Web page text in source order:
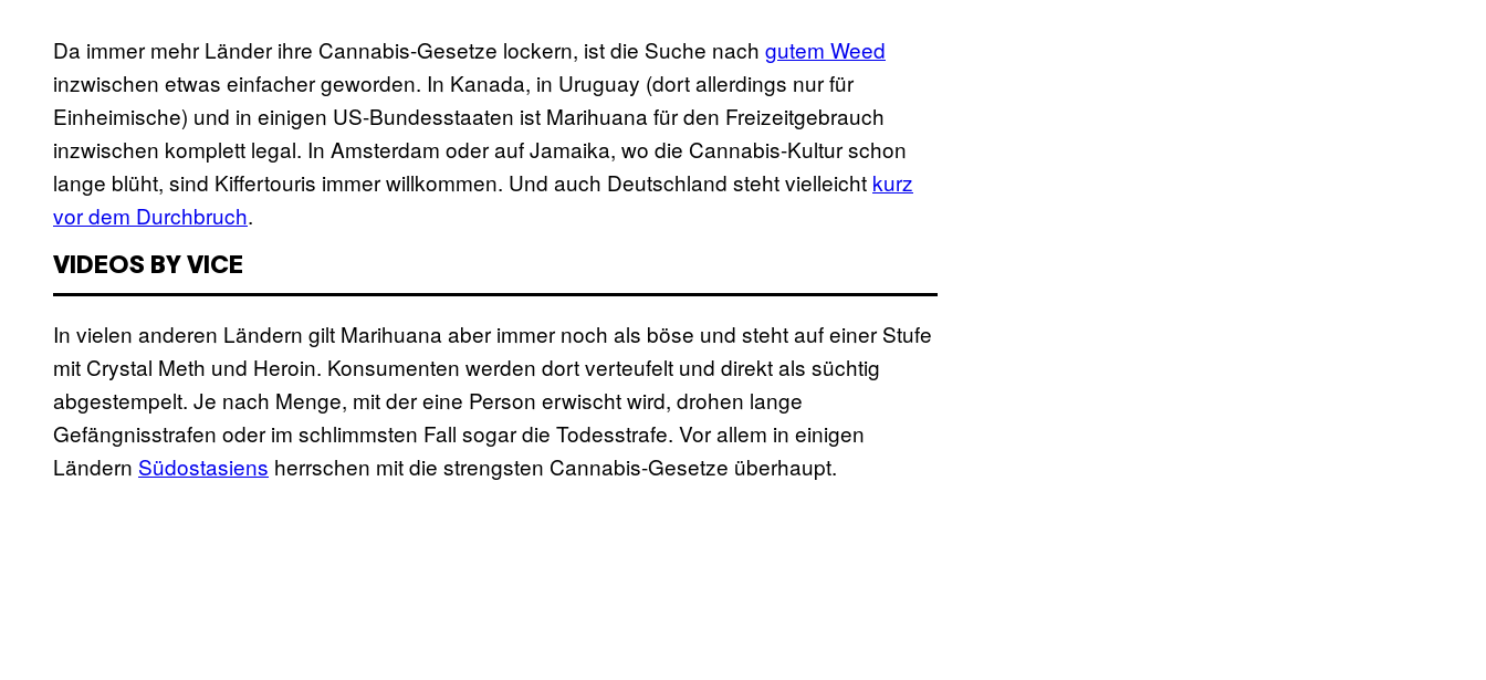
Da immer mehr Länder ihre Cannabis-Gesetze lockern, ist die Suche nach gutem Weed
inzwischen etwas einfacher geworden. In Kanada, in Uruguay (dort allerdings nur für
Einheimische) und in einigen US-Bundesstaaten ist Marihuana für den Freizeitgebrauch
inzwischen komplett legal. In Amsterdam oder auf Jamaika, wo die Cannabis-Kultur schon
lange blüht, sind Kiffertouris immer willkommen. Und auch Deutschland steht vielleicht kurz
vor dem Durchbruch.
VIDEOS BY VICE
In vielen anderen Ländern gilt Marihuana aber immer noch als böse und steht auf einer Stufe
mit Crystal Meth und Heroin. Konsumenten werden dort verteufelt und direkt als süchtig
abgestempelt. Je nach Menge, mit der eine Person erwischt wird, drohen lange
Gefängnisstrafen oder im schlimmsten Fall sogar die Todesstrafe. Vor allem in einigen
Ländern Südostasiens herrschen mit die strengsten Cannabis-Gesetze überhaupt.